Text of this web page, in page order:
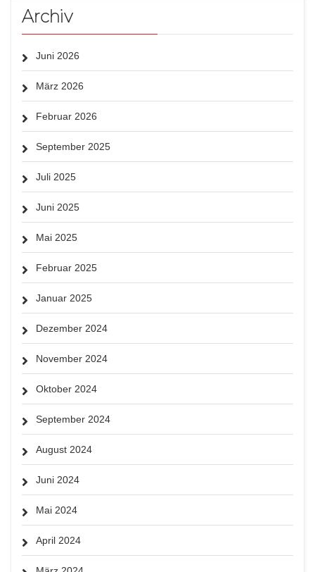
Archiv
Juni 2026
März 2026
Februar 2026
September 2025
Juli 2025
Juni 2025
Mai 2025
Februar 2025
Januar 2025
Dezember 2024
November 2024
Oktober 2024
September 2024
August 2024
Juni 2024
Mai 2024
April 2024